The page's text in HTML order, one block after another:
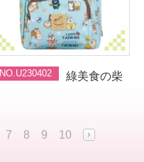
NO.U230402 綠美食の柴
7 8 9 10